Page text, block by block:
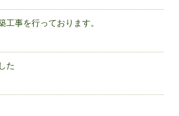
工事を行っております。
た